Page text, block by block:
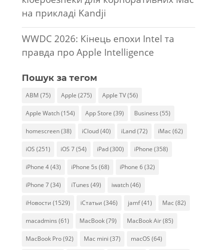
на прикладі Kandji
WWDC 2026: Кінець епохи Intel та
правда про Apple Intelligence
Пошук за тегом
ABM (75) Apple (275) Apple TV(56)
Apple Watch(154) App Store (39) Business (55)
homescreen(38) iCloud(40) iLand(72) iMac (62)
iOS (251) iOS 7(54) iPad(300) iPhone (358)
iPhone 4(43) iPhone 5s (68) iPhone 6(32)
iPhone 7(34) iTunes (49) iwatch(46)
iНовости (1529) iСтатьи (346) jamf(41) Mac (82)
macadmins (61) MacBook(79) MacBook Air(85)
MacBook Pro(92) Mac mini (37) macOS (64)